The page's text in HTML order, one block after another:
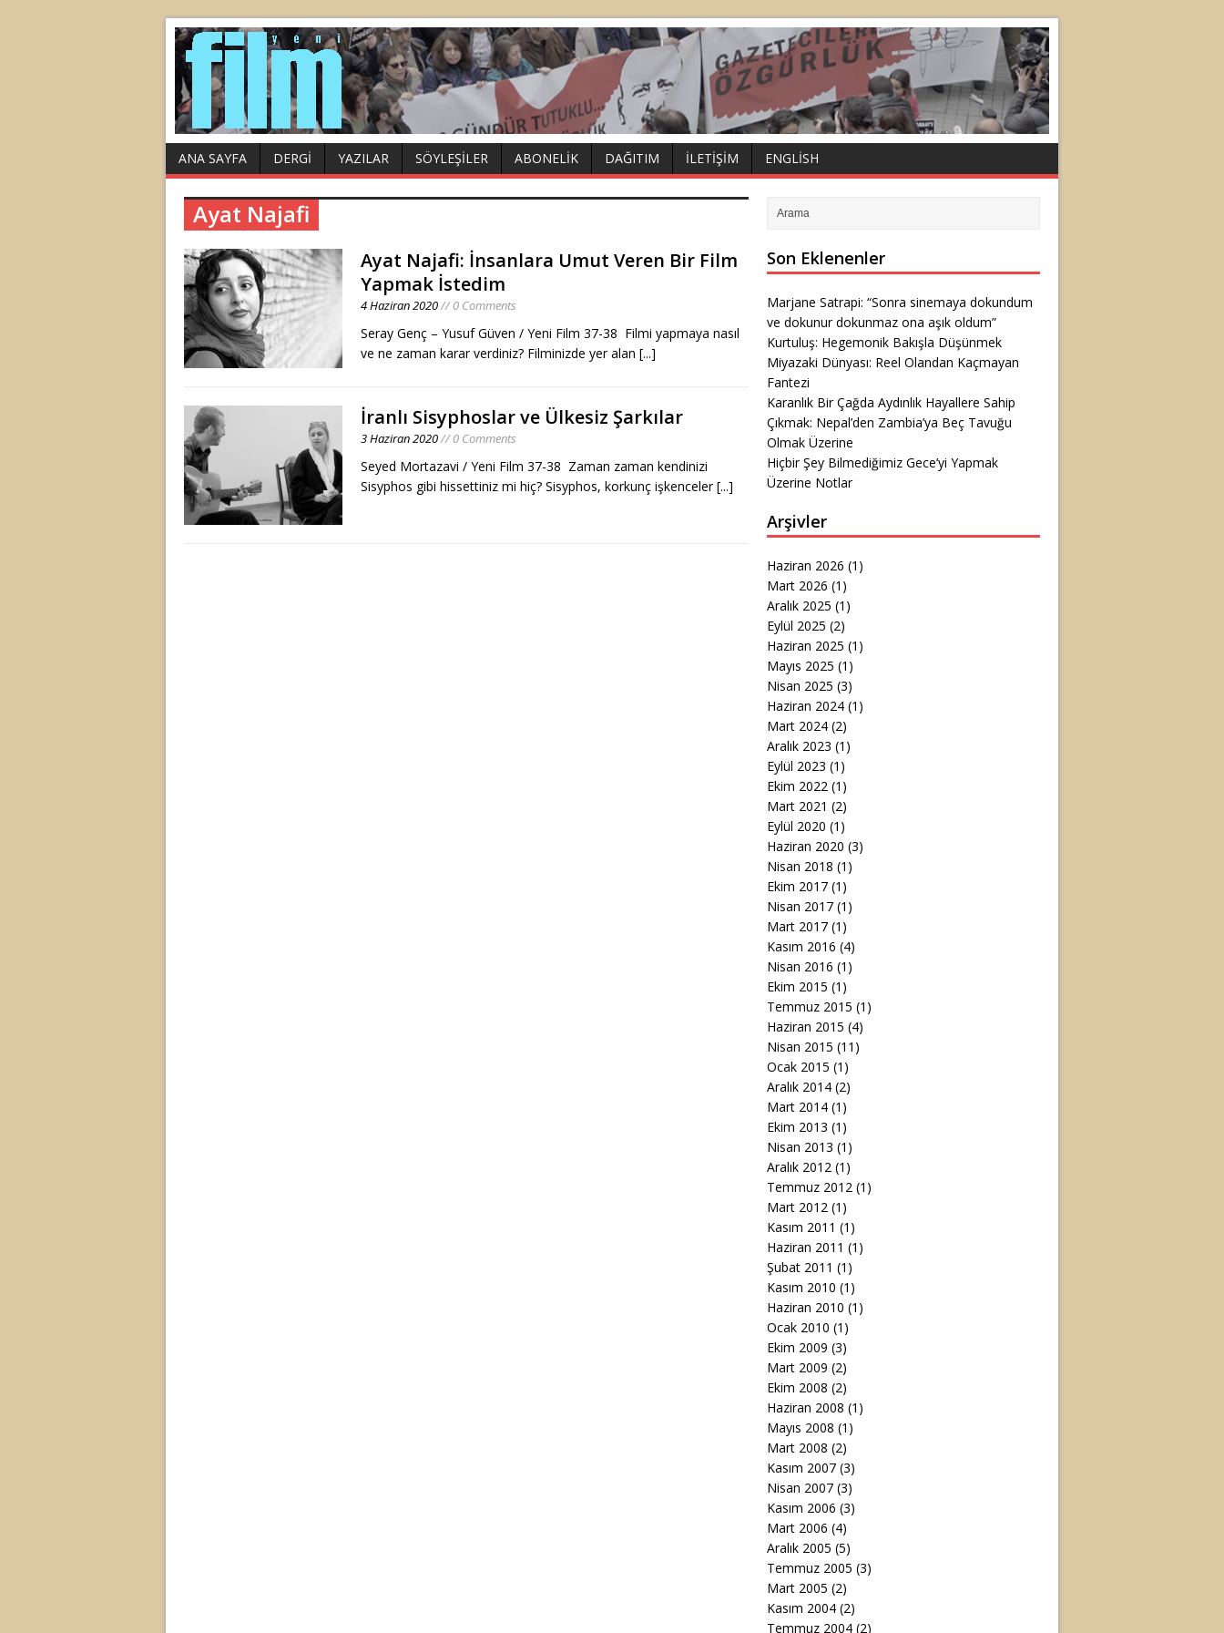
ANA SAYFA DERGI YAZILAR SÖYLEŞILER ABONELIK DAĞITIM İLETIŞIM ENGLISH
Ayat Najafi
Ayat Najafi: İnsanlara Umut Veren Bir Film
Yapmak İstedim
4 Haziran 2020// 0 Comments
Seray Genç – Yusuf Güven / Yeni Film 37-38 Filmi yapmaya nasıl
ve ne zaman karar verdiniz? Filminizde yer alan [...]
İranlı Sisyphoslar ve Ülkesiz Şarkılar
3 Haziran 2020// 0 Comments
Seyed Mortazavi / Yeni Film 37-38 Zaman zaman kendinizi
Sisyphos gibi hissettiniz mi hiç? Sisyphos, korkunç işkenceler[...]
Son Eklenenler
Marjane Satrapi: “Sonra sinemaya dokundum
ve dokunur dokunmaz ona aşık oldum”
Kurtuluş: Hegemonik Bakışla Düşünmek
Miyazaki Dünyası: Reel Olandan Kaçmayan
Fantezi
Karanlık Bir Çağda Aydınlık Hayallere Sahip
Çıkmak: Nepal’den Zambia’ya Beç Tavuğu
Olmak Üzerine
Hiçbir Şey Bilmediğimiz Gece’yi Yapmak
Üzerine Notlar
Arşivler
Haziran 2026 (1)
Mart 2026 (1)
Aralık 2025 (1)
Eylül 2025 (2)
Haziran 2025 (1)
Mayıs 2025 (1)
Nisan 2025 (3)
Haziran 2024 (1)
Mart 2024 (2)
Aralık 2023 (1)
Eylül 2023 (1)
Ekim 2022 (1)
Mart 2021 (2)
Eylül 2020 (1)
Haziran 2020 (3)
Nisan 2018 (1)
Ekim 2017 (1)
Nisan 2017 (1)
Mart 2017 (1)
Kasım 2016 (4)
Nisan 2016 (1)
Ekim 2015 (1)
Temmuz 2015 (1)
Haziran 2015 (4)
Nisan 2015 (11)
Ocak 2015 (1)
Aralık 2014 (2)
Mart 2014 (1)
Ekim 2013 (1)
Nisan 2013 (1)
Aralık 2012 (1)
Temmuz 2012 (1)
Mart 2012 (1)
Kasım 2011 (1)
Haziran 2011 (1)
Şubat 2011 (1)
Kasım 2010 (1)
Haziran 2010 (1)
Ocak 2010 (1)
Ekim 2009 (3)
Mart 2009 (2)
Ekim 2008 (2)
Haziran 2008 (1)
Mayıs 2008 (1)
Mart 2008 (2)
Kasım 2007 (3)
Nisan 2007 (3)
Kasım 2006 (3)
Mart 2006 (4)
Aralık 2005 (5)
Temmuz 2005 (3)
Mart 2005 (2)
Kasım 2004 (2)
Temmuz 2004 (2)